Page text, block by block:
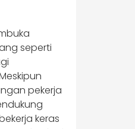
seperti
pekerja
keras